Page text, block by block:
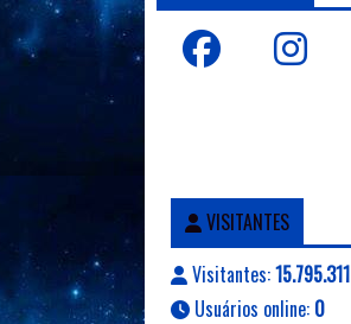
VISITANTES
Visitantes:15.795.311
Usuários online: 0